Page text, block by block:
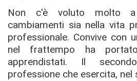
Non c'è voluto molto
cambiamenti sia nella vita
professionale. Convive con
nel frattempo ha
apprendistati. Il
professione che esercita, nel